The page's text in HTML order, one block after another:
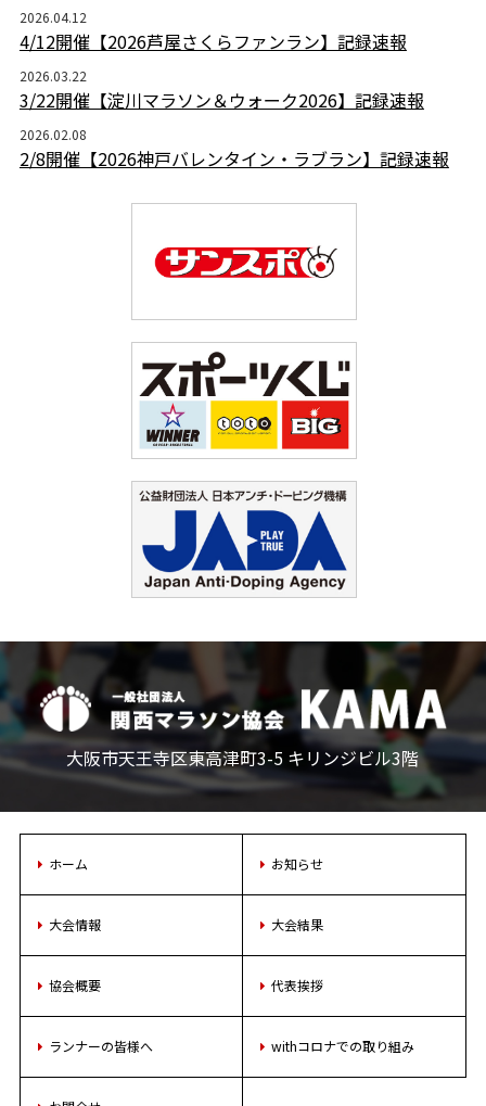
2026.04.12
4/12開催【2026芦屋さくらファンラン】記録速報
2026.03.22
3/22開催【淀川マラソン＆ウォーク2026】記録速報
2026.02.08
2/8開催【2026神戸バレンタイン・ラブラン】記録速報
大阪市天王寺区東高津町3-5 キリンジビル3階
ホーム お知らせ
大会情報 大会結果
協会概要 代表挨拶
ランナーの皆様へ withコロナでの取り組み